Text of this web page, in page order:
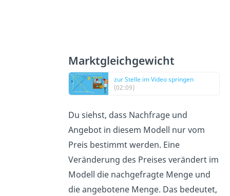
Marktgleichgewicht
zur Stelle im Video springen
(02:09)
Du siehst, dass Nachfrage und
Angebot in diesem Modell nur vom
Preis bestimmt werden. Eine
Veränderung des Preises verändert im
Modell die nachgefragte Menge und
die angebotene Menge. Das bedeutet,